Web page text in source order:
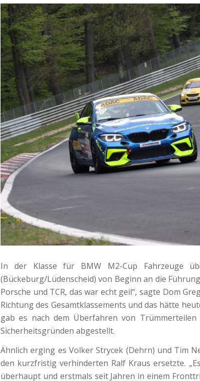
In der Klasse für BMW M2-Cup Fahrzeuge
(Bückeburg/Lüdenscheid) von Beginn an die
Porsche und TCR, das war echt geil“, sagte Dom
Richtung des Gesamtklassements und das hätte
gab es nach dem Überfahren von
Sicherheitsgründen abgestellt.
Ähnlich erging es Volker Strycek (Dehrn) und Tim
den kurzfristig verhinderten Ralf Kraus ersetzte.
überhaupt und erstmals seit Jahren in einem